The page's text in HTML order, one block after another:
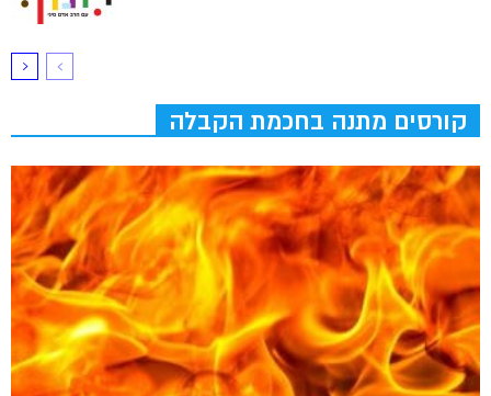
קורסים מתנה בחכמת הקבלה